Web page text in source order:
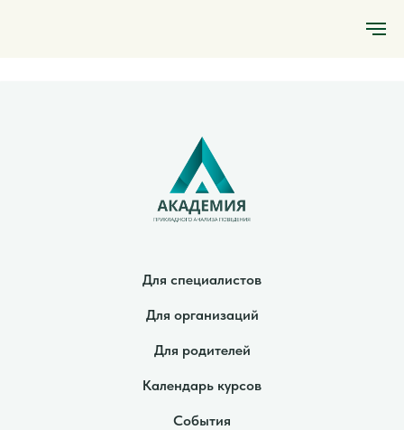
Для специалистов
Для организаций
Для родителей
Календарь курсов
События